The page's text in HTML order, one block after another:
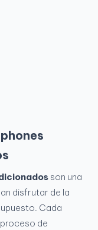
son una
disfrutar de la
Cada
de